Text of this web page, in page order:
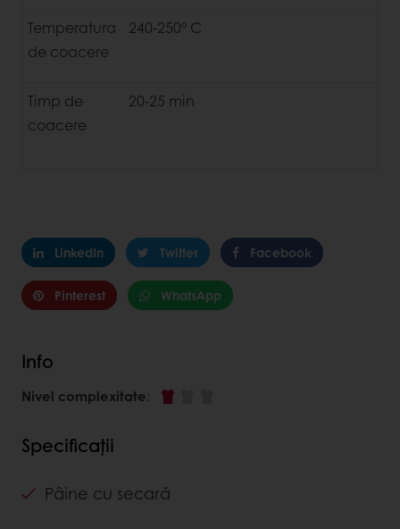
Temperatura
de coacere
240-250° C
Timp de
coacere
20-25 min
LinkedIn Twitter Facebook
Pinterest WhatsApp
Info
Nivel complexitate:
Specificații
Pâine cu secară